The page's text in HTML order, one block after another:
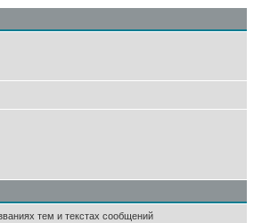
тем и текстах сообщений